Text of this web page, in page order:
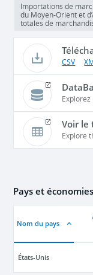
Importations de
du Moyen-Orient et
totales de
CSV
Voir le
Explore
Pays et
Nom du pays
États-Unis